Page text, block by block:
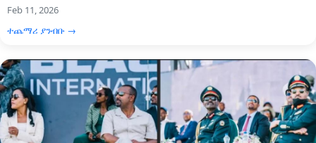
Feb 11, 2026
ተጨማሪ ያንብቡ →